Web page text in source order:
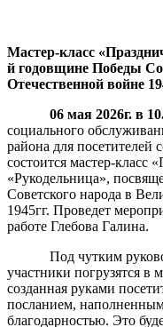
Мастер-класс
й годовщине Победы
Отечественной войне
06 мая 2026г. в
социального
района для посетителей
состоится мастер-класс
«Рукодельница»,
Советского народа в
1945гг. Проведет
работе Глебова Галина.
Под чутким
участники погрузятся в
созданная руками
посланием,
благодарностью. Это